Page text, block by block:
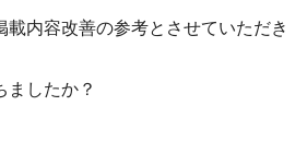
載内容改善の参考とさせていただき
ましたか？